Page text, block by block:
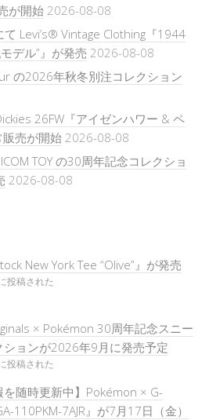
が開始 2026-08-08
Levi’s® Vintage Clothing『1944
デル”』が発売 2026-08-08
の2026年秋冬別注コレクション
26FW『アイゼンハワー & ペ
売が開始 2026-08-08
TOY の30周年記念コレクショ
2026-08-08
New York Tee “Olive”』が発売
投稿された
× Pokémon 30周年記念スニー
ションが2026年9月に発売予定
投稿された
を随時更新中】Pokémon × G-
110PKM-7AJR』が7月17日（金）